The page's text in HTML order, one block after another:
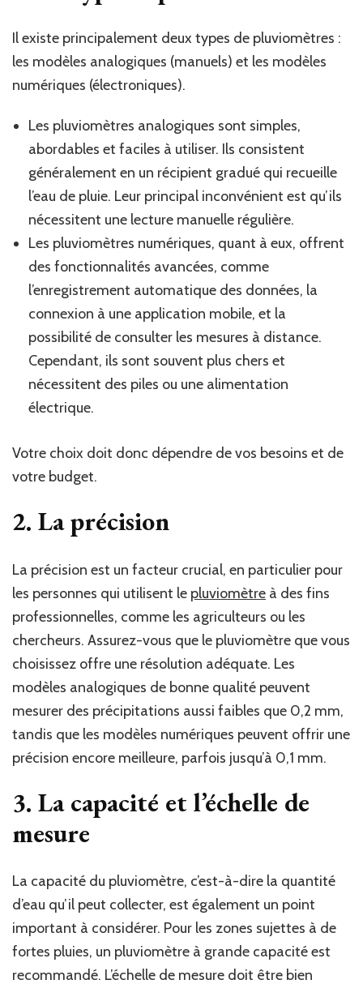
Il existe principalement deux types de pluviomètres :
les modèles analogiques (manuels) et les modèles
numériques (électroniques).
Les pluviomètres analogiques sont simples,
abordables et faciles à utiliser. Ils consistent
généralement en un récipient gradué qui recueille
l’eau de pluie. Leur principal inconvénient est qu’ils
nécessitent une lecture manuelle régulière.
Les pluviomètres numériques, quant à eux, offrent
des fonctionnalités avancées, comme
l’enregistrement automatique des données, la
connexion à une application mobile, et la
possibilité de consulter les mesures à distance.
Cependant, ils sont souvent plus chers et
nécessitent des piles ou une alimentation
électrique.
Votre choix doit donc dépendre de vos besoins et de
votre budget.
2. La précision
La précision est un facteur crucial, en particulier pour
les personnes qui utilisent le pluviomètre à des fins
professionnelles, comme les agriculteurs ou les
chercheurs. Assurez-vous que le pluviomètre que vous
choisissez offre une résolution adéquate. Les
modèles analogiques de bonne qualité peuvent
mesurer des précipitations aussi faibles que 0,2 mm,
tandis que les modèles numériques peuvent offrir une
précision encore meilleure, parfois jusqu’à 0,1 mm.
3. La capacité et l’échelle de
mesure
La capacité du pluviomètre, c’est-à-dire la quantité
d’eau qu’il peut collecter, est également un point
important à considérer. Pour les zones sujettes à de
fortes pluies, un pluviomètre à grande capacité est
recommandé. L’échelle de mesure doit être bien